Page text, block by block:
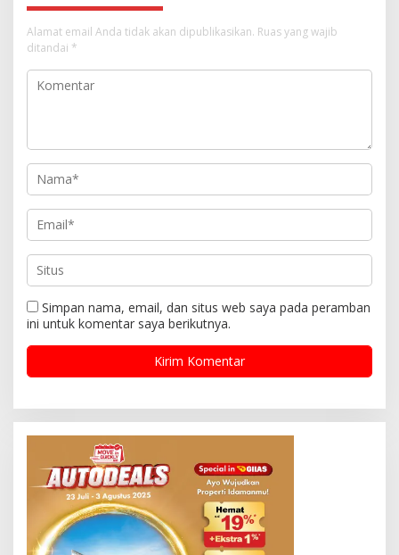
Alamat email Anda tidak akan dipublikasikan. Ruas yang wajib
ditandai *
Simpan nama, email, dan situs web saya pada peramban
ini untuk komentar saya berikutnya.